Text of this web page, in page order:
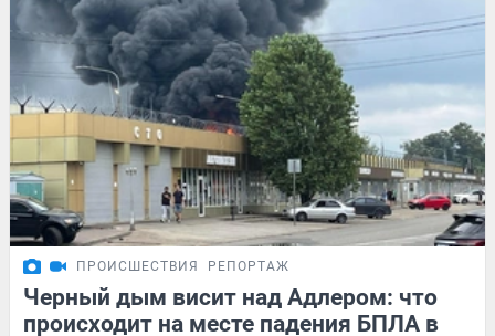
ПРОИСШЕСТВИЯ РЕПОРТАЖ
Черный дым висит над Адлером: что
происходит на месте падения БПЛА в